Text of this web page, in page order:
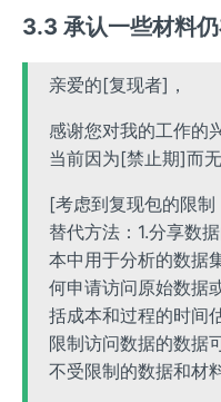
3.3 承认一些材料
亲爱的[复现者]，
感谢您对我的工作的
当前因为[禁止期]而无
[考虑到复现包的限
替代方法：1.分享数
本中用于分析的数据
何申请访问原始数据
括成本和过程的时间
限制访问数据的数据
不受限制的数据和材